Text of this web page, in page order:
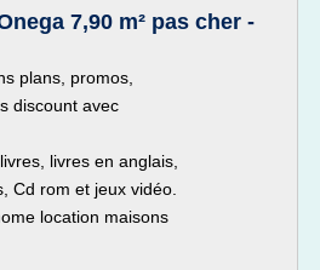
7,90 m² pas cher -
plans, promos,
discount avec
livres en anglais,
Cd rom et jeux vidéo.
location maisons